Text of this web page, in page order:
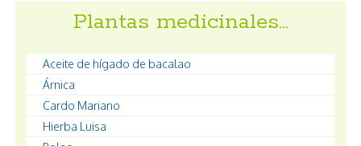
Plantas medicinales…
Aceite de hígado de bacalao
Árnica
Cardo Mariano
Hierba Luisa